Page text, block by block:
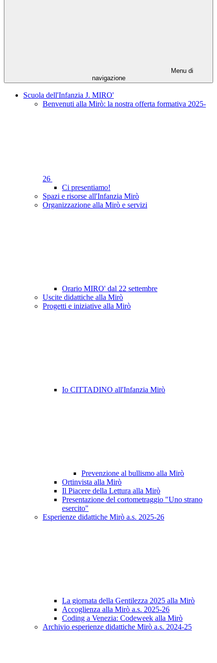
Menu di
navigazione
Scuola dell'Infanzia J. MIRO'
Benvenuti alla Mirò: la nostra offerta formativa 2025-
26
Ci presentiamo!
Spazi e risorse all'Infanzia Mirò
Organizzazione alla Mirò e servizi
Orario MIRO' dal 22 settembre
Uscite didattiche alla Mirò
Progetti e iniziative alla Mirò
Io CITTADINO all'Infanzia Mirò
Prevenzione al bullismo alla Mirò
Ortinvista alla Mirò
Il Piacere della Lettura alla Mirò
Presentazione del cortometraggio "Uno strano
esercito"
Esperienze didattiche Mirò a.s. 2025-26
La giornata della Gentilezza 2025 alla Mirò
Accoglienza alla Mirò a.s. 2025-26
Coding a Venezia: Codeweek alla Mirò
Archivio esperienze didattiche Mirò a.s. 2024-25